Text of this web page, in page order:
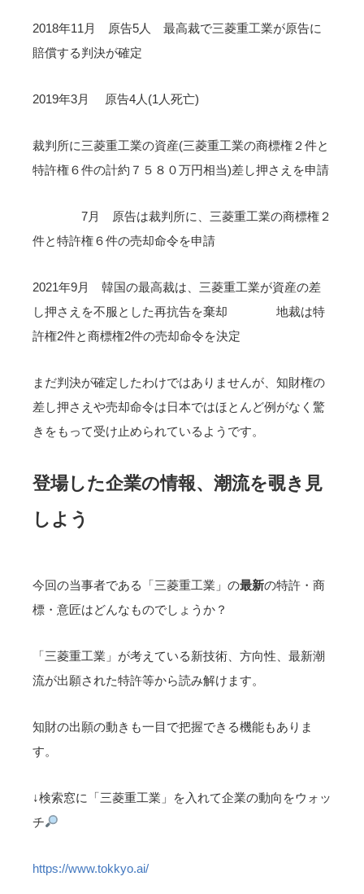
2018年11月 原告5人 最高裁で三菱重工業が原告に
賠償する判決が確定
2019年3月 原告4人(1人死亡)
裁判所に三菱重工業の資産(三菱重工業の商標権２件と
特許権６件の計約７５８０万円相当)差し押さえを申請
7月 原告は裁判所に、三菱重工業の商標権２
件と特許権６件の売却命令を申請
2021年9月 韓国の最高裁は、三菱重工業が資産の差
し押さえを不服とした再抗告を棄却 地裁は特
許権2件と商標権2件の売却命令を決定
まだ判決が確定したわけではありませんが、知財権の
差し押さえや売却命令は日本ではほとんど例がなく驚
きをもって受け止められているようです。
登場した企業の情報、潮流を覗き見
しよう
今回の当事者である「三菱重工業」の最新の特許・商
標・意匠はどんなものでしょうか？
「三菱重工業」が考えている新技術、方向性、最新潮
流が出願された特許等から読み解けます。
知財の出願の動きも一目で把握できる機能もありま
す。
↓検索窓に「三菱重工業」を入れて企業の動向をウォッ
チ
https://www.tokkyo.ai/